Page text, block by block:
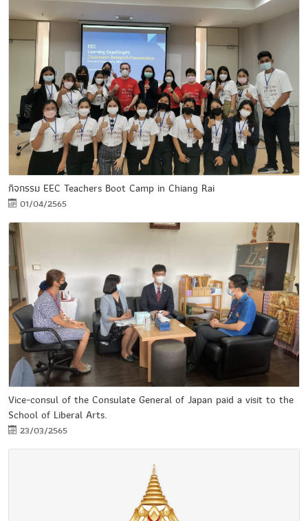
กิจกรรม EEC Teachers Boot Camp in Chiang Rai
01/04/2565
Vice-consul of the Consulate General of Japan paid a visit to the
School of Liberal Arts.
23/03/2565